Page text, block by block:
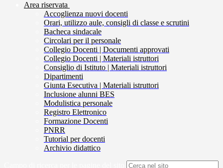
Area riservata
Accoglienza nuovi docenti
Orari, utilizzo aule, consigli di classe e scrutini
Bacheca sindacale
Circolari per il personale
Collegio Docenti | Documenti approvati
Collegio Docenti | Materiali istruttori
Consiglio di Istituto | Materiali istruttori
Dipartimenti
Giunta Esecutiva | Materiali istruttori
Inclusione alunni BES
Modulistica personale
Registro Elettronico
Formazione Docenti
PNRR
Tutorial per docenti
Archivio didattico